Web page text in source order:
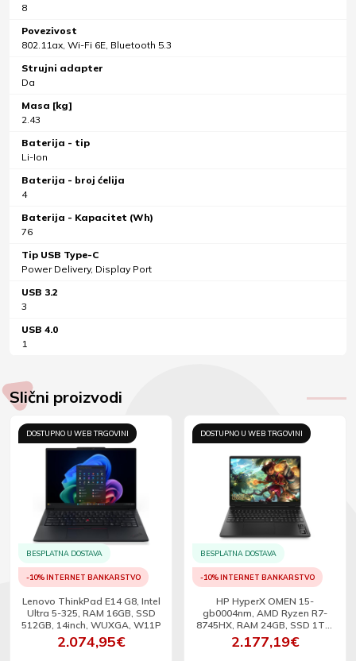
8
Povezivost
802.11ax, Wi-Fi 6E, Bluetooth 5.3
Strujni adapter
Da
Masa [kg]
2.43
Baterija - tip
Li-Ion
Baterija - broj ćelija
4
Baterija - Kapacitet (Wh)
76
Tip USB Type-C
Power Delivery, Display Port
USB 3.2
3
USB 4.0
1
Slični proizvodi
DOSTUPNO U WEB TRGOVINI
BESPLATNA DOSTAVA
-10% INTERNET BANKARSTVO
Lenovo ThinkPad E14 G8, Intel
Ultra 5-325, RAM 16GB, SSD
512GB, 14inch, WUXGA, W11P
2.074,95€
DOSTUPNO U WEB TRGOVINI
BESPLATNA DOSTAVA
-10% INTERNET BANKARSTVO
HP HyperX OMEN 15-
gb0004nm, AMD Ryzen R7-
8745HX, RAM 24GB, SSD 1TB,
RTX 5070, 15.3inch, 2.5K,
180Hz, DOS
2.177,19€